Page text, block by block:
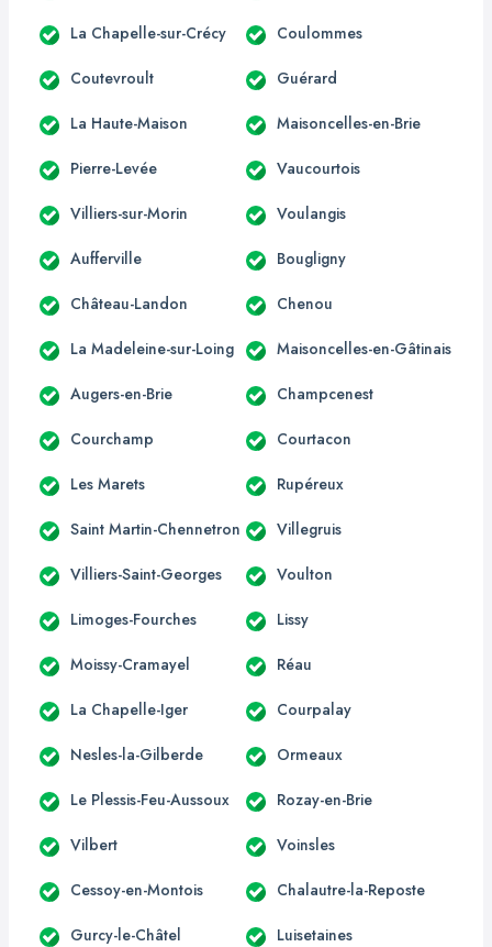
La Chapelle-sur-Crécy Coulommes
Coutevroult Guérard
La Haute-Maison Maisoncelles-en-Brie
Pierre-Levée Vaucourtois
Villiers-sur-Morin Voulangis
Aufferville Bougligny
Château-Landon Chenou
La Madeleine-sur-Loing Maisoncelles-en-Gâtinais
Augers-en-Brie Champcenest
Courchamp Courtacon
Les Marets Rupéreux
Saint Martin-Chennetron Villegruis
Villiers-Saint-Georges Voulton
Limoges-Fourches Lissy
Moissy-Cramayel Réau
La Chapelle-Iger Courpalay
Nesles-la-Gilberde Ormeaux
Le Plessis-Feu-Aussoux Rozay-en-Brie
Vilbert Voinsles
Cessoy-en-Montois Chalautre-la-Reposte
Gurcy-le-Châtel Luisetaines